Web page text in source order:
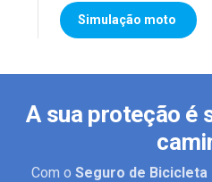
Simulação moto
A sua proteção é
Com o Seguro de